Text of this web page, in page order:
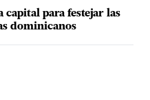
capital para festejar las
dominicanos